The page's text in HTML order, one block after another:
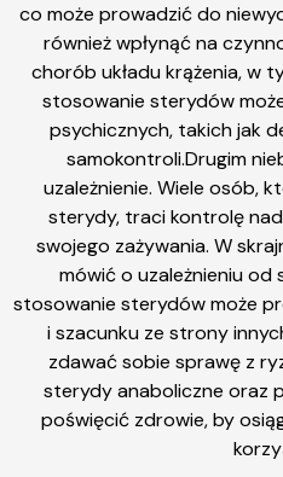
co może prowadzić do
również wpłynąć na
chorób układu krążenia, w
stosowanie sterydów
psychicznych, takich jak
samokontroli.Drugim
uzależnienie. Wiele osób,
sterydy, traci kontrolę
swojego zażywania. W
mówić o uzależnieniu
stosowanie sterydów może
i szacunku ze strony
zdawać sobie sprawę z
sterydy anaboliczne oraz
poświęcić zdrowie, by